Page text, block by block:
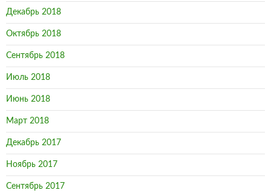
Декабрь 2018
Октябрь 2018
Сентябрь 2018
Июль 2018
Июнь 2018
Март 2018
Декабрь 2017
Ноябрь 2017
Сентябрь 2017